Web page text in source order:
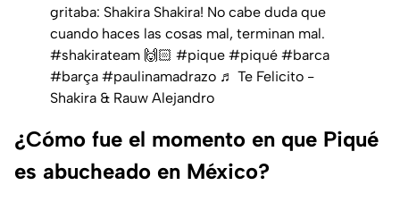
gritaba: Shakira Shakira! No cabe duda que
cuando haces las cosas mal, terminan mal.
#shakirateam 🙌🏻 #pique #piqué #barca
#barça #paulinamadrazo ♬ Te Felicito -
Shakira & Rauw Alejandro
¿Cómo fue el momento en que Piqué
es abucheado en México?